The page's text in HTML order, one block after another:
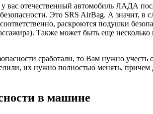
вас отечественный автомобиль ЛАДА
Это SRS AirBag. А значит,
раскроются подушки
Также может быть еще
сработали, то Вам нужно учесть
их нужно полностью менять,
в машине